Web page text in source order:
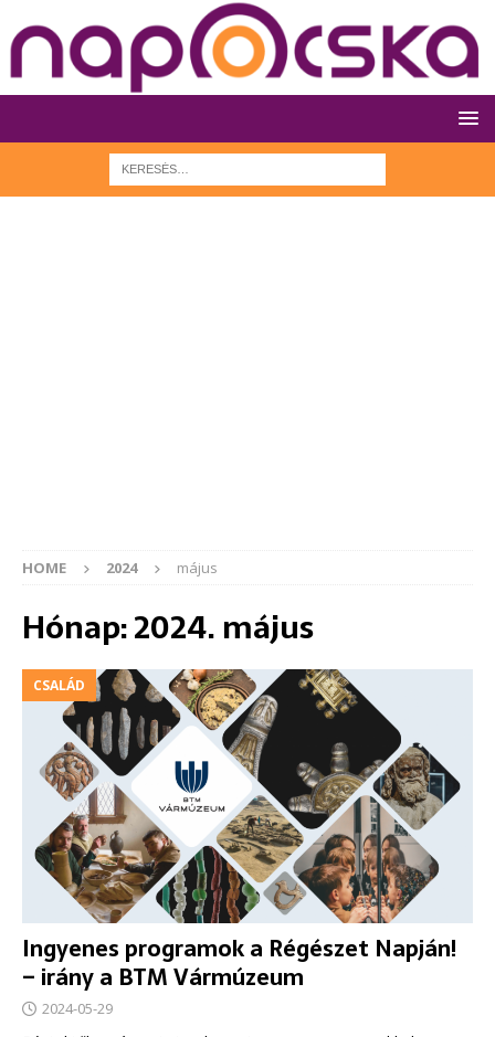
HOME 2024 május
Hónap:2024. május
CSALÁD
Ingyenes programok a Régészet Napján!
– irány a BTM Vármúzeum
2024-05-29